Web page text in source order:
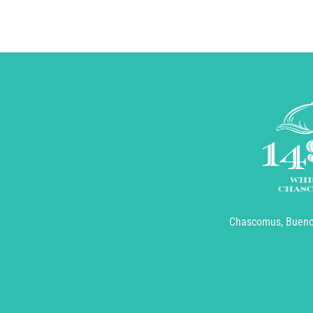
Chascomus,